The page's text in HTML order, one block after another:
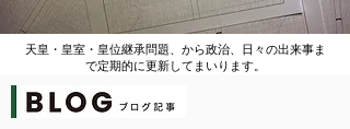
天皇・皇室・皇位継承問題、から政治、日々の出来事ま
で定期的に更新してまいります。